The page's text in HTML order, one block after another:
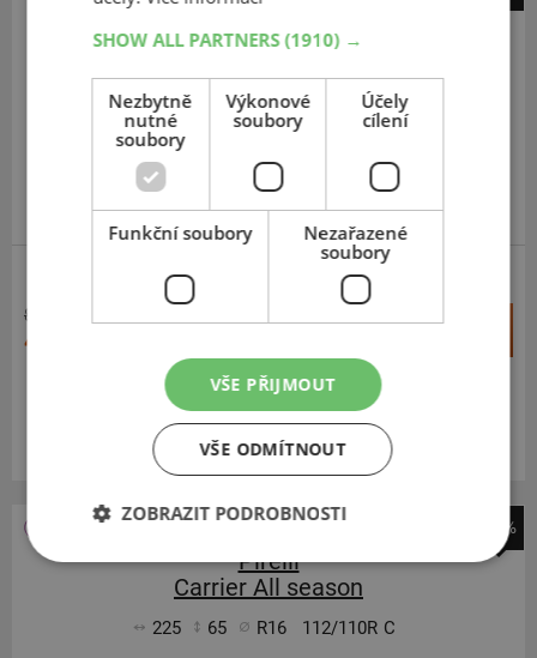
Carrier All season
115/113R
C,SI
8 113 Kč
4 492 Kč
SKLADEM Expedujeme do 2 dnů
Na prodejně v Opavě do 2 dnů.
Centrální sklad 20 ks.
-45%
Pirelli
Carrier All season
225 65 R16 112/110R C
SHOW ALL PARTNERS(1910) →
Nezbytně
nutné
soubory
Výkonové
soubory
Účely
cílení
Funkční soubory
Nezařazené
soubory
VŠE PŘIJMOUT
VŠE ODMÍTNOUT
ZOBRAZIT PODROBNOSTI